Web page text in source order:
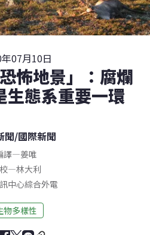
07月10日
怖地景」：腐爛
生態系重要一環
聞/國際新聞
譯—姜唯
—林大利
中心綜合外電
物多樣性